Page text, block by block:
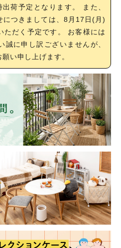
荷予定となります。 また、
につきましては、8月17日(月)
ただく予定です。 お客様には
誠に申し訳ございませんが、
い申し上げます。